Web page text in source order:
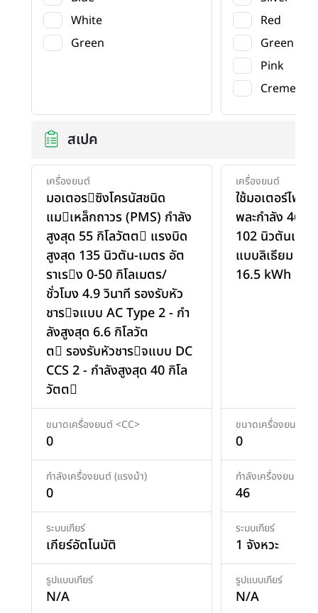
White
Green
Red
Green
Pink
Creme
สเปค
เครื่องยนต์
มอเตอรซิงโครนัสชนิด
แมเหล็กถาวร (PMS) กําลัง
สูงสุด 55 กิโลวัตต แรงบิด
สูงสุด 135 นิวตัน-เมตร อัต
ราเรง 0-50 กิโลเมตร/
ชั่วโมง 4.9 วินาที รองรับหัว
ชารจแบบ AC Type 2 - กํา
ลังสูงสุด 6.6 กิโลวัต
ต รองรับหัวชารจแบบ DC
CCS 2 - กําลังสูงสุด 40 กิโล
วัตต
ขนาดเครื่องยนต์ <CC>
0
กำลังเครื่องยนต์ (แรงม้า)
0
ระบบเกียร์
เกียร์อัตโนมัติ
รูปแบบเกียร์
N/A
เครื่องยนต์
ใช้มอเตอร์ไฟฟ้
พละกำลัง 46 แ
102 นิวตันเมต
แบบลิเธียม ฟอ
16.5 kWh
ขนาดเครื่องยนต์
0
กำลังเครื่องยนต์ (แ
46
ระบบเกียร์
1 จังหวะ
รูปแบบเกียร์
N/A